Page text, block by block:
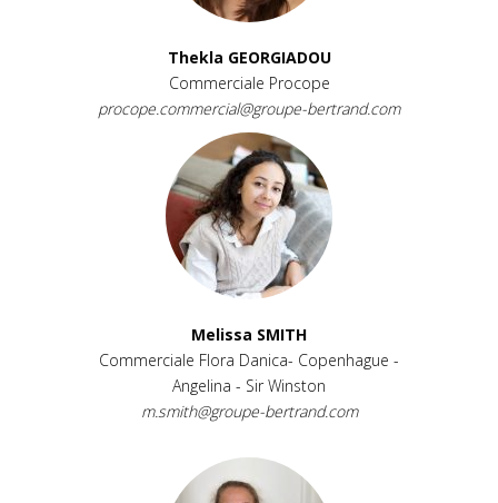
Thekla GEORGIADOU
Commerciale Procope
procope.commercial@groupe-bertrand.com
Melissa SMITH
Commerciale Flora Danica- Copenhague -
Angelina - Sir Winston
m.smith@groupe-bertrand.com